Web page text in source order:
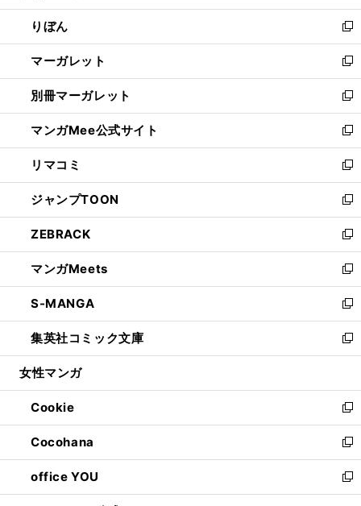
開
く
ウ
で
開
く
ン
ド
ウ
で
開
く
ウ
ィ
ン
ド
ウ
で
開
く
りぼん
新
し
い
ウ
ィ
ン
ド
ウ
で
開
く
マーガレット
新
し
い
ウ
ィ
ン
ド
ウ
で
開
く
別冊マーガレット
新
し
い
ウ
ィ
ン
ド
ウ
で
開
く
マンガMee公式サイト
新
し
い
ウ
ィ
ン
ド
ウ
で
開
く
リマコミ
新
し
い
ウ
ィ
ン
ド
ウ
で
開
く
ジャンプTOON
新
し
い
ウ
ィ
ン
ド
ウ
で
開
ZEBRACK
新
し
い
ウ
ィ
ン
ド
ウ
開
く
マンガMeets
新
し
い
ウ
ィ
ン
ウ
で
開
く
S-MANGA
新
し
い
ウ
ン
ド
ウ
で
開
く
集英社コミック文庫
新
し
ウ
ィ
ン
ド
ウ
で
開
女性マンガ
Cookie
新
し
い
ウ
ィ
ン
Cocohana
新
し
い
ウ
office YOU
新
し